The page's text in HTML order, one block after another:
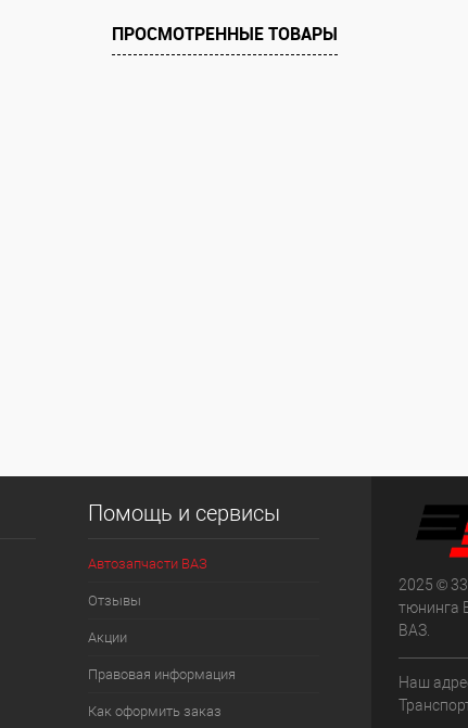
ПРОСМОТРЕННЫЕ ТОВАРЫ
Помощь и сервисы
Автозапчасти ВАЗ
Отзывы
Акции
Правовая информация
Как оформить заказ
2025 ©
тюнинга
ВАЗ.
Наш